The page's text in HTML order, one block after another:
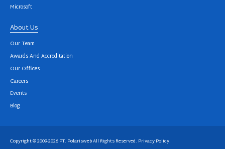
Microsoft
About Us
Our Team
Awards And Accreditation
Our Offices
Careers
Events
Blog
Copyright © 2009-2026 PT. Polarisweb All Rights Reserved. Privacy Policy.